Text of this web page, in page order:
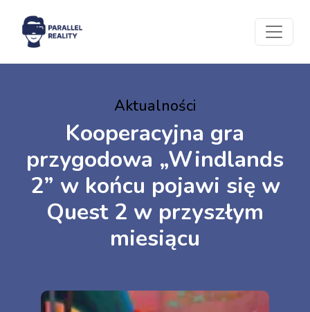
Aktualności
Kooperacyjna gra
przygodowa „Windlands
2” w końcu pojawi się w
Quest 2 w przyszłym
miesiącu